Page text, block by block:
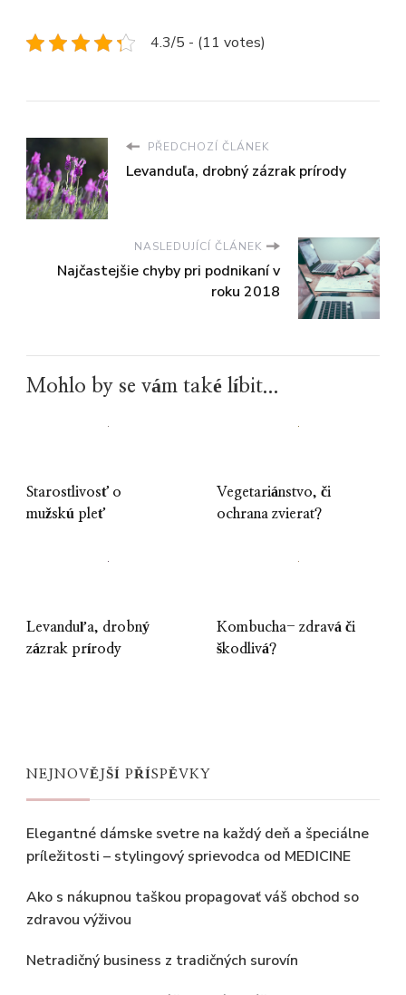
4.3/5 - (11 votes)
PŘEDCHOZÍ ČLÁNEK
Levanduľa, drobný zázrak prírody
NASLEDUJÍCÍ ČLÁNEK
Najčastejšie chyby pri podnikaní v
roku 2018
Mohlo by se vám také líbit...
Starostlivosť o
mužskú pleť
Vegetariánstvo, či
ochrana zvierat?
Levanduľa, drobný
zázrak prírody
Kombucha- zdravá či
škodlivá?
NEJNOVĚJŠÍ PŘÍSPĚVKY
Elegantné dámske svetre na každý deň a špeciálne
príležitosti – stylingový sprievodca od MEDICINE
Ako s nákupnou taškou propagovať váš obchod so
zdravou výživou
Netradičný business z tradičných surovín